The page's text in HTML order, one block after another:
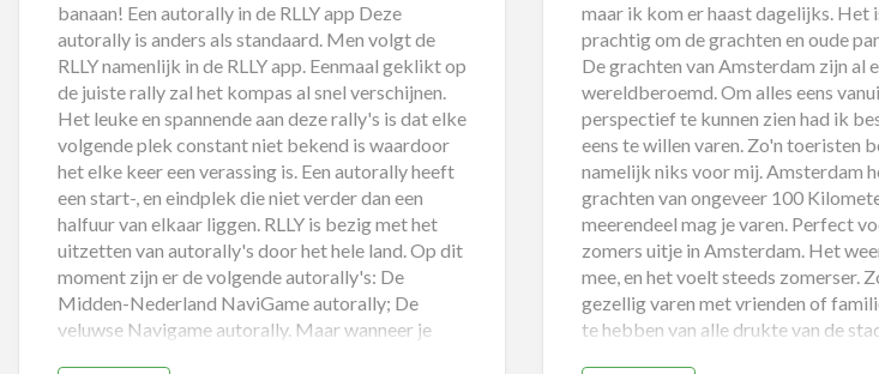
banaan! Een autorally in de RLLY app Deze
autorally is anders als standaard. Men volgt de
RLLY namenlijk in de RLLY app. Eenmaal geklikt op
de juiste rally zal het kompas al snel verschijnen.
Het leuke en spannende aan deze rally's is dat elke
volgende plek constant niet bekend is waardoor
het elke keer een verassing is. Een autorally heeft
een start-, en eindplek die niet verder dan een
halfuur van elkaar liggen. RLLY is bezig met het
uitzetten van autorally's door het hele land. Op dit
moment zijn er de volgende autorally's: De
Midden-Nederland NaviGame autorally; De
veluwse Navigame autorally. Maar wanneer je
maar ik kom er haast dagelijks. Het
prachtig om de grachten en oude
De grachten van Amsterdam zijn al
wereldberoemd. Om alles eens
perspectief te kunnen zien had ik
eens te willen varen. Zo'n toeristen
namelijk niks voor mij. Amsterdam
grachten van ongeveer 100
meerendeel mag je varen. Perfect
zomers uitje in Amsterdam. Het
mee, en het voelt steeds zomerser.
gezellig varen met vrienden of
te hebben van alle drukte van de